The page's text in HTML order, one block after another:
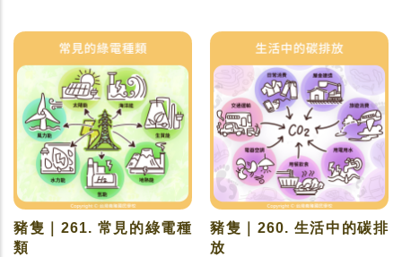
豬隻｜261. 常見的綠電種
類
豬隻｜260. 生活中的碳排
放